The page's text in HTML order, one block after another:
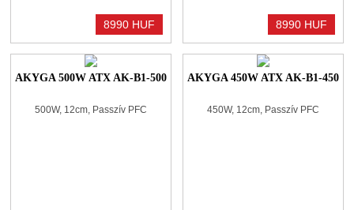
8990 HUF 8990 HUF
AKYGA 500W ATX AK-B1-500
500W, 12cm, Passzív PFC
AKYGA 450W ATX AK-B1-450
450W, 12cm, Passzív PFC